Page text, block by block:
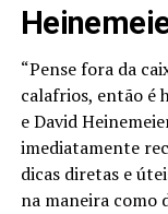
“Pense fora da
calafrios, então é
e David
imediatamente
dicas diretas e
na maneira como